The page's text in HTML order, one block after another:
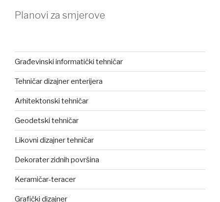
Planovi za smjerove
Građevinski informatički tehničar
Tehničar dizajner enterijera
Arhitektonski tehničar
Geodetski tehničar
Likovni dizajner tehničar
Dekorater zidnih površina
Keramičar-teracer
Grafički dizajner